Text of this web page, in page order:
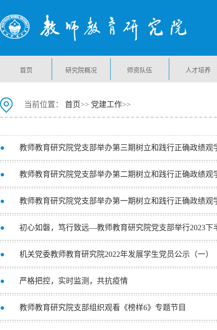
首页 研究院概况 师资队伍 人才培养
当前位置： 首页>> 党建工作>>
● 教师教育研究院党支部举办第三期树立和践行正确政绩观
● 教师教育研究院党支部举办第二期树立和践行正确政绩观
● 教师教育研究院党支部举办第一期树立和践行正确政绩观
● 初心如磐，笃行致远—教师教育研究院党支部举行2023下
● 机关党委教师教育研究院2022年发展学生党员公示（一）
● 严格把控，实时监测，共抗疫情
● 教师教育研究院支部组织观看《榜样6》专题节目